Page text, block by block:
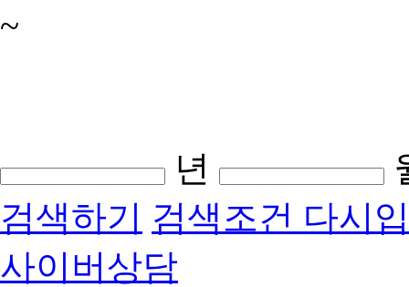
~
년
검색하기 검색조건 다시
사이버상담